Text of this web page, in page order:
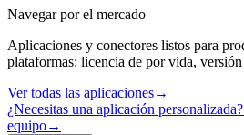
Navegar por el mercado
Aplicaciones y conectores listos para
plataformas: licencia de por vida,
Ver todas las aplicaciones→
¿Necesitas una aplicación
equipo→